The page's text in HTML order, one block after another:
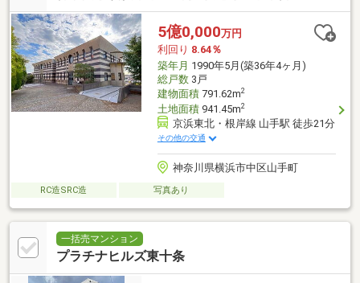
5億0,000万円
利回り 8.64％
築年月 1990年5月(築36年4ヶ月)
総戸数3戸
建物面積791.62m2
土地面積941.45m2
京浜東北・根岸線 山手駅 徒歩21分
その他の交通
神奈川県横浜市中区山手町
RC造SRC造 写真あり
一括売マンション
プラチナヒルズ東十条